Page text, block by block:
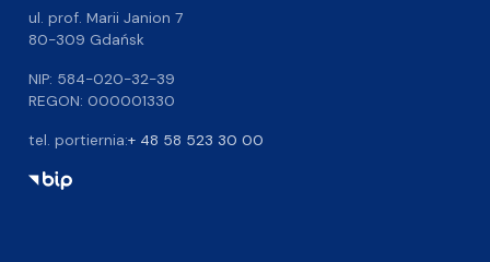
ul. prof. Marii Janion 7
80-309 Gdańsk
NIP: 584-020-32-39
REGON: 000001330
tel. portiernia:+ 48 58 523 30 00